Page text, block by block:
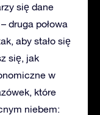
się dane
druga połowa
aby stało się
się, jak
w
które
niebem: